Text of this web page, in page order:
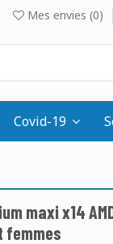
Mes envies (0)
Covid-19
maxi x14
femmes